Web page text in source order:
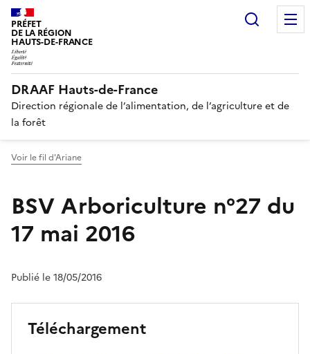
PRÉFET
DE LA RÉGION
HAUTS-DE-FRANCE
DRAAF Hauts-de-France
Direction régionale de l’alimentation, de l’agriculture et de
la forêt
Voir le fil d'Ariane
BSV Arboriculture n°27 du
17 mai 2016
Publié le 18/05/2016
Téléchargement